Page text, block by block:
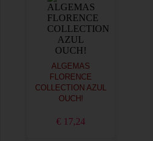
ALGEMAS
FLORENCE
COLLECTION AZUL
OUCH!
€ 17,24